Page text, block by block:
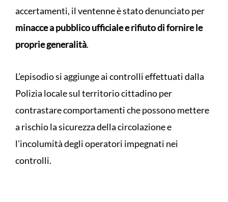
accertamenti, il ventenne è stato denunciato per
minacce a pubblico ufficiale e rifiuto di fornire le
proprie generalità.
L’episodio si aggiunge ai controlli effettuati dalla
Polizia locale sul territorio cittadino per
contrastare comportamenti che possono mettere
a rischio la sicurezza della circolazione e
l’incolumità degli operatori impegnati nei
controlli.